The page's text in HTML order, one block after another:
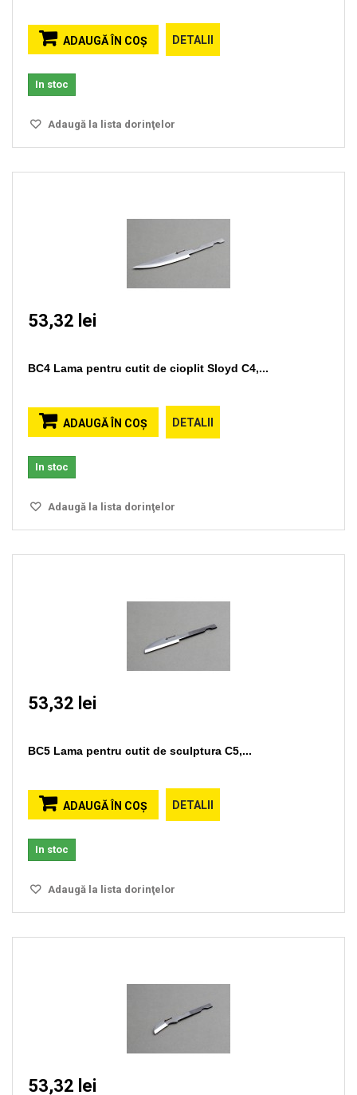
ADAUGĂ ÎN COŞ DETALII
In stoc
Adaugă la lista dorinţelor
53,32 lei
BC4 Lama pentru cutit de cioplit Sloyd C4,...
ADAUGĂ ÎN COŞ DETALII
In stoc
Adaugă la lista dorinţelor
53,32 lei
BC5 Lama pentru cutit de sculptura C5,...
ADAUGĂ ÎN COŞ DETALII
In stoc
Adaugă la lista dorinţelor
53,32 lei